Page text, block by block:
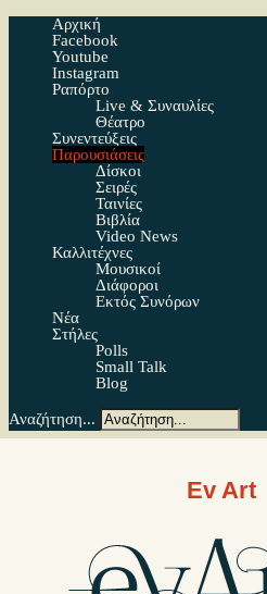
Αρχική
Facebook
Youtube
Instagram
Ραπόρτο
Live & Συναυλίες
Θέατρο
Συνεντεύξεις
Παρουσιάσεις
Δίσκοι
Σειρές
Ταινίες
Βιβλία
Video News
Καλλιτέχνες
Μουσικοί
Διάφοροι
Εκτός Συνόρων
Νέα
Στήλες
Polls
Small Talk
Blog
Αναζήτηση...
Ev Art